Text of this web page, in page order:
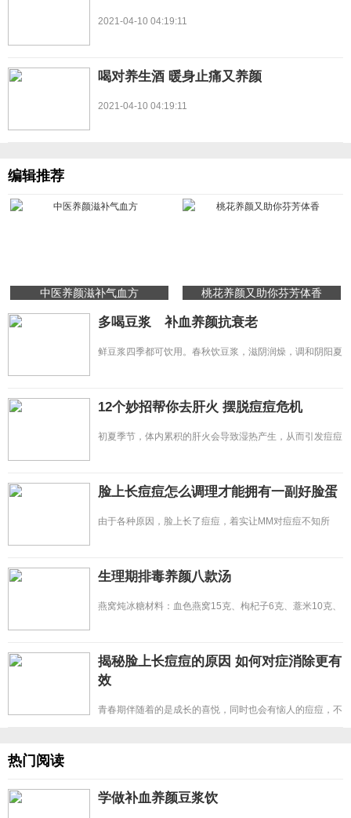
2021-04-10 04:19:11
喝对养生酒 暖身止痛又养颜
2021-04-10 04:19:11
编辑推荐
中医养颜滋补气血方 桃花养颜又助你芬芳体香
多喝豆浆 补血养颜抗衰老
鲜豆浆四季都可饮用。春秋饮豆浆，滋阴润燥，调和阴阳夏
12个妙招帮你去肝火 摆脱痘痘危机
初夏季节，体内累积的肝火会导致湿热产生，从而引发痘痘
脸上长痘痘怎么调理才能拥有一副好脸蛋
由于各种原因，脸上长了痘痘，着实让MM对痘痘不知所
生理期排毒养颜八款汤
燕窝炖冰糖材料：血色燕窝15克、枸杞子6克、薏米10克、
揭秘脸上长痘痘的原因 如何对症消除更有
效
青春期伴随着的是成长的喜悦，同时也会有恼人的痘痘，不
热门阅读
学做补血养颜豆浆饮